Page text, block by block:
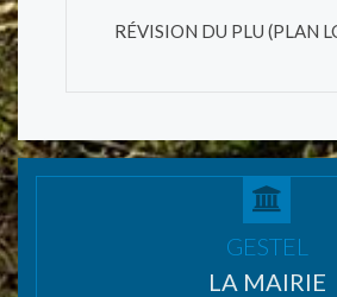
GESTEL
LA MAIRIE